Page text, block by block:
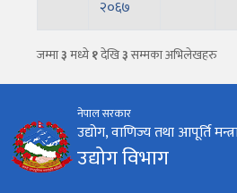
२०६७
जम्मा३मध्ये१देखि३सम्मका अभिलेखहरुसहायक ।
थिच्नुहोस्।
नेपाल सरकार
उद्योग, वाणिज्य तथा आपूर्ति
उद्योग विभाग